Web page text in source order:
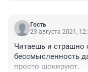
Гость
23 августа 2021,
Читаешь и страшно
бессмысленность
просто шокируют.